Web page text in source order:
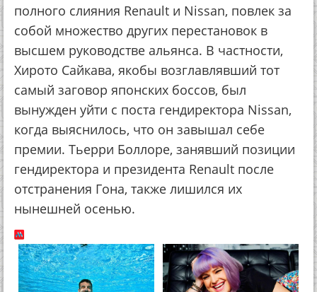
полного слияния Renault и Nissan, повлек за
собой множество других перестановок в
высшем руководстве альянса. В частности,
Хирото Сайкава, якобы возглавлявший тот
самый заговор японских боссов, был
вынужден уйти с поста гендиректора Nissan,
когда выяснилось, что он завышал себе
премии. Тьерри Боллоре, занявший позиции
гендиректора и президента Renault после
отстранения Гона, также лишился их
нынешней осенью.